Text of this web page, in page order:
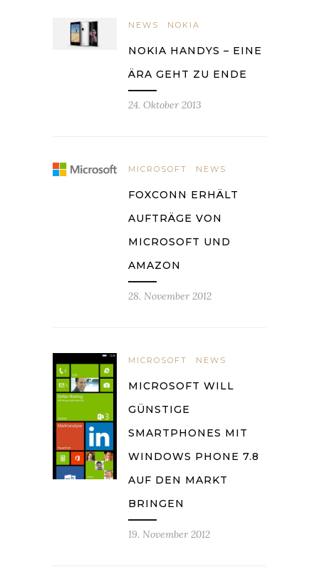
NEWS NOKIA
NOKIA HANDYS – EINE
ÄRA GEHT ZU ENDE
24. Oktober 2013
MICROSOFT NEWS
FOXCONN ERHÄLT
AUFTRÄGE VON
MICROSOFT UND
AMAZON
28. November 2012
MICROSOFT NEWS
MICROSOFT WILL
GÜNSTIGE
SMARTPHONES MIT
WINDOWS PHONE 7.8
AUF DEN MARKT
BRINGEN
19. November 2012